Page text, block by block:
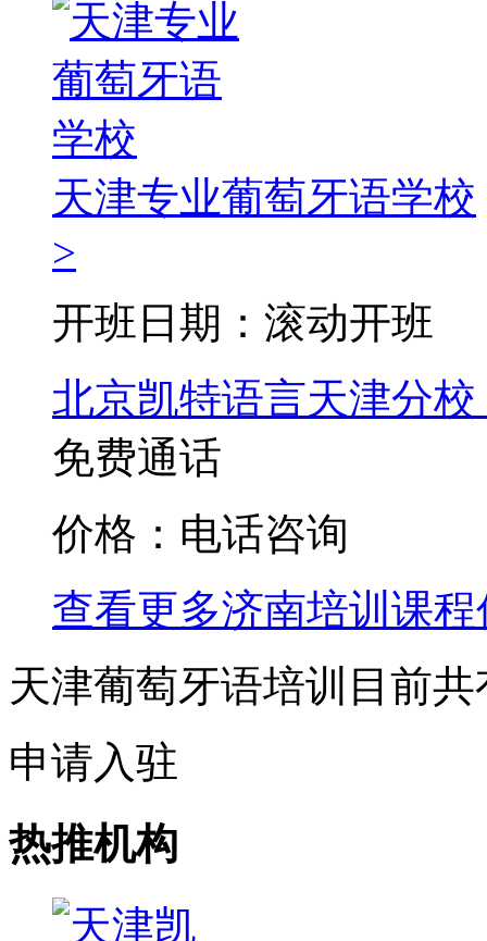
天津专业葡萄牙语学校
>
开班日期：滚动开班
北京凯特语言天津分校
免费通话
价格：电话咨询
查看更多济南培训课程
天津葡萄牙语培训目前
申请入驻
热推机构